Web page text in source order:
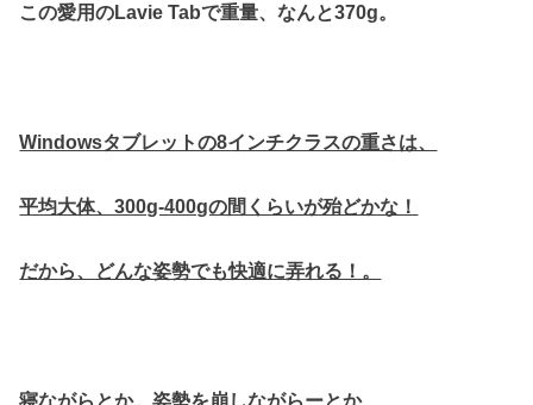
この愛用のLavie Tabで重量、なんと370g。
Windowsタブレットの8インチクラスの重さは、
平均大体、300g-400gの間くらいが殆どかな！
だから、どんな姿勢でも快適に弄れる！。
寝ながらとか、姿勢を崩しながらーとか